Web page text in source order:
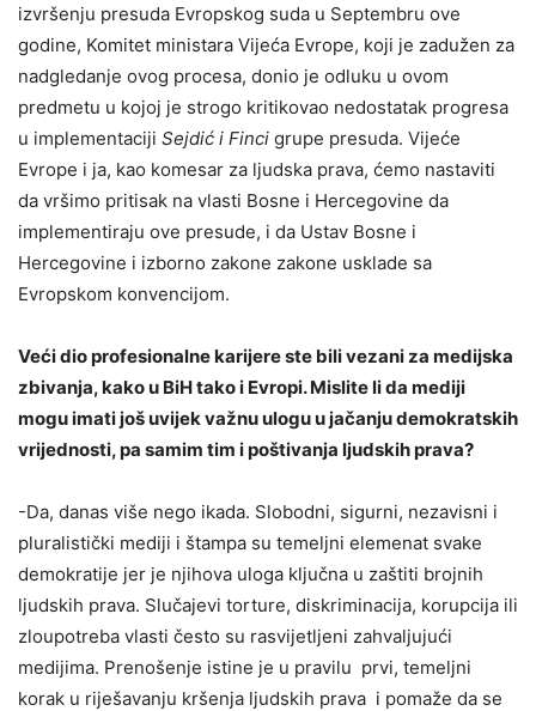
izvršenju presuda Evropskog suda u Septembru ove
godine, Komitet ministara Vijeća Evrope, koji je zadužen za
nadgledanje ovog procesa, donio je odluku u ovom
predmetu u kojoj je strogo kritikovao nedostatak progresa
u implementaciji Sejdić i Finci grupe presuda. Vijeće
Evrope i ja, kao komesar za ljudska prava, ćemo nastaviti
da vršimo pritisak na vlasti Bosne i Hercegovine da
implementiraju ove presude, i da Ustav Bosne i
Hercegovine i izborno zakone zakone usklade sa
Evropskom konvencijom.
Veći dio profesionalne karijere ste bili vezani za medijska
zbivanja, kako u BiH tako i Evropi. Mislite li da mediji
mogu imati još uvijek važnu ulogu u jačanju demokratskih
vrijednosti, pa samim tim i poštivanja ljudskih prava?
-Da, danas više nego ikada. Slobodni, sigurni, nezavisni i
pluralistički mediji i štampa su temeljni elemenat svake
demokratije jer je njihova uloga ključna u zaštiti brojnih
ljudskih prava. Slučajevi torture, diskriminacija, korupcija ili
zloupotreba vlasti često su rasvijetljeni zahvaljujući
medijima. Prenošenje istine je u pravilu prvi, temeljni
korak u riješavanju kršenja ljudskih prava i pomaže da se